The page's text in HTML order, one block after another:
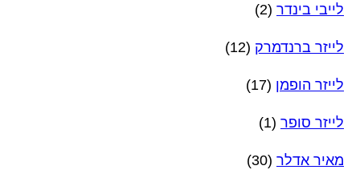
לייבי בינדר (2)
לייזר ברנדמרק (12)
לייזר הופמן (17)
לייזר סופר (1)
מאיר אדלר (30)